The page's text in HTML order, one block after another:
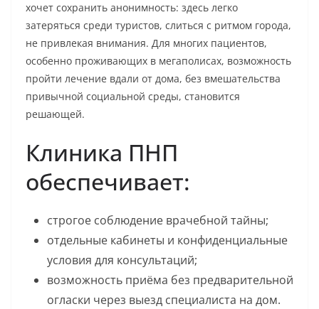
хочет сохранить анонимность: здесь легко
затеряться среди туристов, слиться с ритмом города,
не привлекая внимания. Для многих пациентов,
особенно проживающих в мегаполисах, возможность
пройти лечение вдали от дома, без вмешательства
привычной социальной среды, становится
решающей.
Клиника ПНП
обеспечивает:
строгое соблюдение врачебной тайны;
отдельные кабинеты и конфиденциальные
условия для консультаций;
возможность приёма без предварительной
огласки через выезд специалиста на дом.